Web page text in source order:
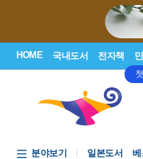
HOME 국내도서 전자책
분야보기 일본도서 베